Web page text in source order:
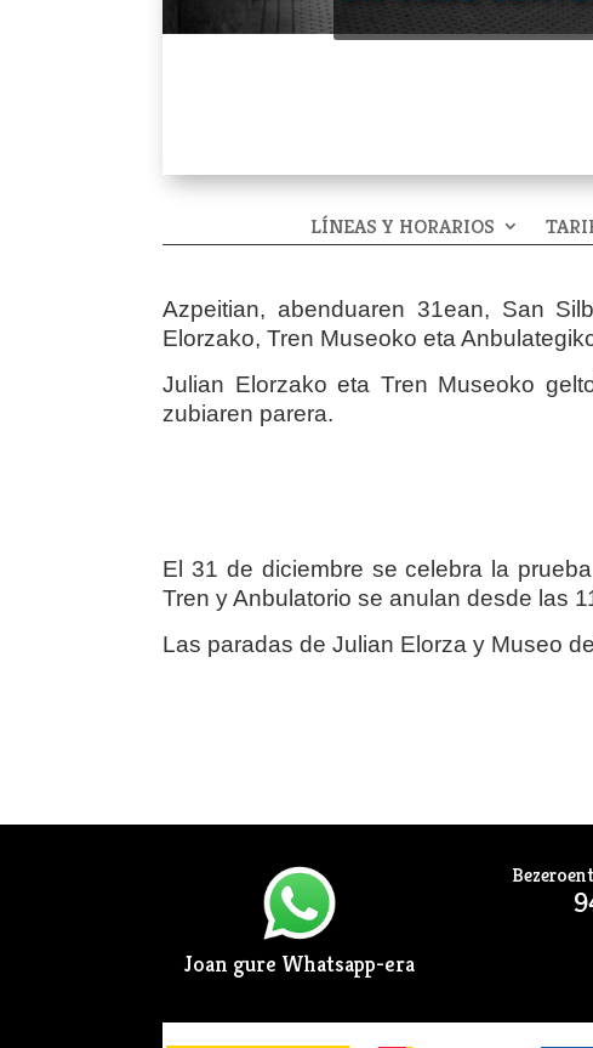
LÍNEAS Y HORARIOS
Azpeitian, abenduaren 31ean, San
Elorzako, Tren Museoko eta
Julian Elorzako eta Tren Museoko
zubiaren parera.
El 31 de diciembre se celebra la
Tren y Anbulatorio se anulan desde las
Las paradas de Julian Elorza y Museo
Joan gure Whatsapp-era